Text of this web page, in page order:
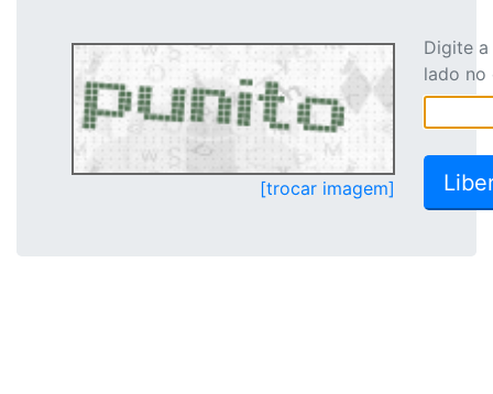
[trocar imagem]
Digite
lado no